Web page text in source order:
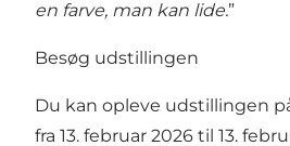
en farve, man kan lide.”
Besøg udstillingen
Du kan opleve udstillingen
fra 13. februar 2026 til 13.